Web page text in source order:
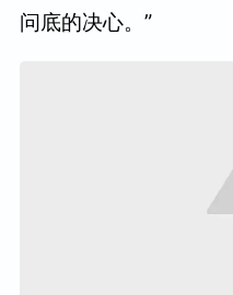
问底的决心。”